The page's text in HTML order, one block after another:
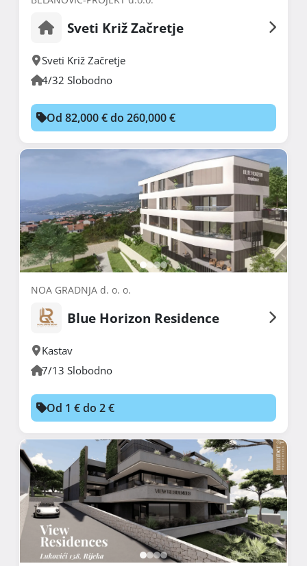
Sveti Križ Začretje
Sveti Križ Začretje
4/32 Slobodno
Od 82,000 € do 260,000 €
NOA GRADNJA d. o. o.
Blue Horizon Residence
Kastav
7/13 Slobodno
Od 1 € do 2 €